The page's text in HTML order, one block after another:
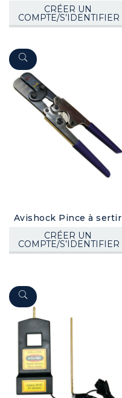
CRÉER UN
COMPTE/S’IDENTIFIER
Avishock Pince à sertir
CRÉER UN
COMPTE/S’IDENTIFIER